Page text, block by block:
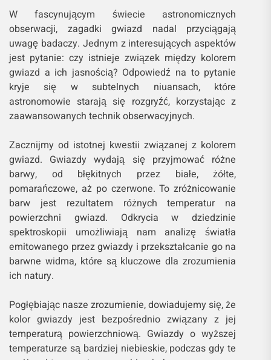
W fascynującym świecie astronomicznych
obserwacji, zagadki gwiazd nadal przyciągają
uwagę badaczy. Jednym z interesujących aspektów
jest pytanie: czy istnieje związek między kolorem
gwiazd a ich jasnością? Odpowiedź na to pytanie
kryje się w subtelnych niuansach, które
astronomowie starają się rozgryźć, korzystając z
zaawansowanych technik obserwacyjnych.
Zacznijmy od istotnej kwestii związanej z kolorem
gwiazd. Gwiazdy wydają się przyjmować różne
barwy, od błękitnych przez białe, żółte,
pomarańczowe, aż po czerwone. To zróżnicowanie
barw jest rezultatem różnych temperatur na
powierzchni gwiazd. Odkrycia w dziedzinie
spektroskopii umożliwiają nam analizę światła
emitowanego przez gwiazdy i przekształcanie go na
barwne widma, które są kluczowe dla zrozumienia
ich natury.
Pogłębiając nasze zrozumienie, dowiadujemy się, że
kolor gwiazdy jest bezpośrednio związany z jej
temperaturą powierzchniową. Gwiazdy o wyższej
temperaturze są bardziej niebieskie, podczas gdy te